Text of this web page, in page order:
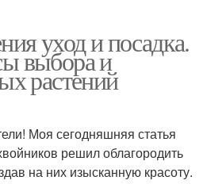
уход и посадка.
выбора и
растений
Моя сегодняшняя статья
решил облагородить
на них изысканную красоту.